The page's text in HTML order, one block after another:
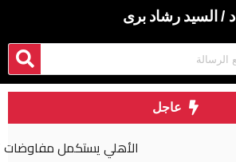
د / السيد رشاد برى
عاجل
تمديد عقود رباعي الفريق